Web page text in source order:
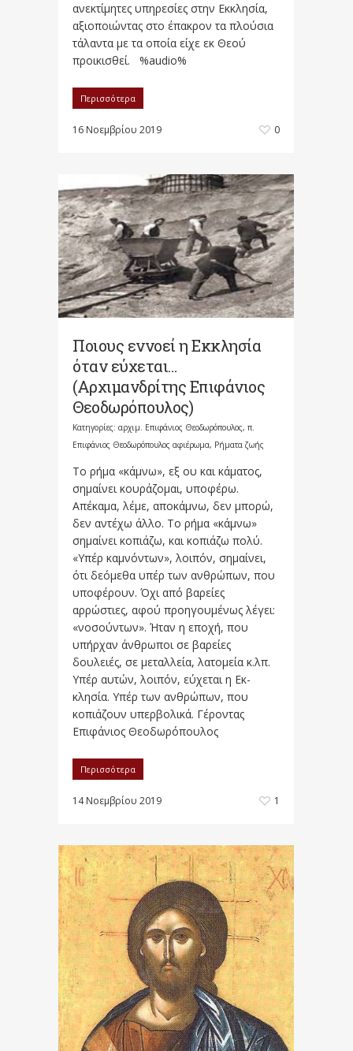
ανεκτίμητες υπηρεσίες στην Εκκλησία,
αξιοποιώντας στο έπακρον τα πλούσια
τάλαντα με τα οποία είχε εκ Θεού
προικισθεί. %audio%
Περισσότερα
16 Νοεμβρίου 2019 0
Ποιους εννοεί η Εκκλησία
όταν εύχεται…
(Αρχιμανδρίτης Επιφάνιος
Θεοδωρόπουλος)
Κατηγορίες: αρχιμ. Επιφάνιος Θεοδωρόπουλος, π.
Επιφάνιος Θεοδωρόπουλος αφιέρωμα, Ρήματα ζωής
Το ρήμα «κάμνω», εξ ου και κάματος,
σημαίνει κουράζομαι, υποφέρω.
Απέκαμα, λέμε, αποκάμνω, δεν μπορώ,
δεν αντέχω άλλο. Το ρήμα «κάμνω»
σημαίνει κοπιάζω, και κοπιάζω πολύ.
«Υπέρ καμνόντων», λοι­πόν, σημαίνει,
ότι δεόμεθα υπέρ των ανθρώπων, που
υποφέρουν. Όχι από βαρείες
αρρώστιες, αφού προηγουμένως λέγει:
«νοσούντων». Ήταν η εποχή, που
υπήρχαν άνθρωποι σε βαρείες
δουλειές, σε μεταλλεία, λατομεία κ.λπ.
Υπέρ αυτών, λοιπόν, εύχεται η Εκ­
κλησία. Υπέρ των ανθρώπων, που
κοπιάζουν υπερβο­λικά. Γέροντας
Επιφάνιος Θεοδωρόπουλος
Περισσότερα
14 Νοεμβρίου 2019 1